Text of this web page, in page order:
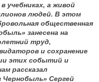
учебниках, а живой
людей. В этом
общественная
занесена на
труд,
и сохранение
этих событий и
рассказал
Сергей